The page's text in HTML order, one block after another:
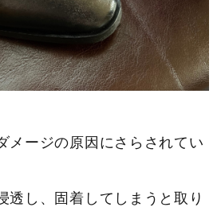
メージの原因にさらされてい
透し、固着してしまうと取り